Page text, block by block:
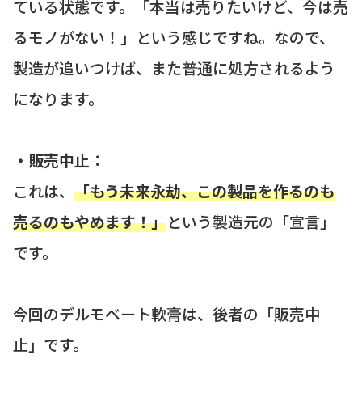
ている状態です。「本当は売りたいけど、今は売
るモノがない！」という感じですね。なので、
製造が追いつけば、また普通に処方されるよう
になります。
・販売中止：
これは、 「もう未来永劫、この製品を作るのも
売るのもやめます！」という製造元の「宣言」
です。
今回のデルモベート軟膏は、後者の「販売中
止」です。